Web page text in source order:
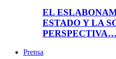
EL
ESTADO Y LA
PERSPECTIVA…
Prensa